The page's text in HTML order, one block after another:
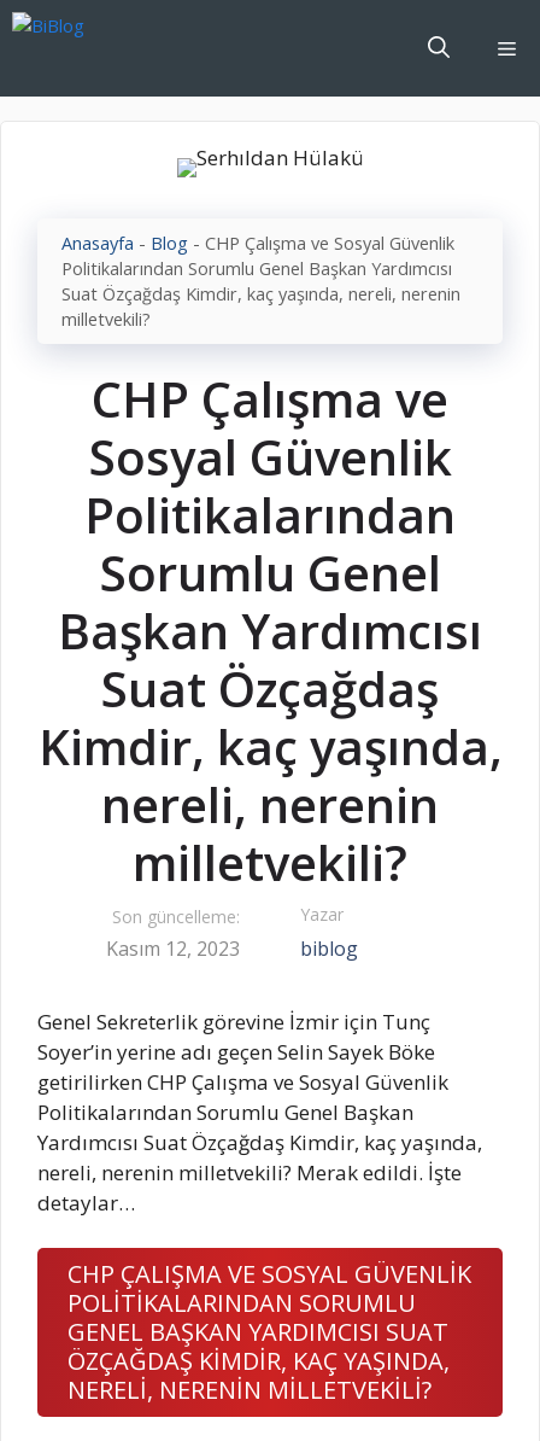
İçeriğe
Anasayfa - Blog - CHP Çalışma ve Sosyal Güvenlik
Politikalarından Sorumlu Genel Başkan Yardımcısı
Suat Özçağdaş Kimdir, kaç yaşında, nereli, nerenin
milletvekili?
CHP Çalışma ve
Sosyal Güvenlik
Politikalarından
Sorumlu Genel
Başkan Yardımcısı
Suat Özçağdaş
Kimdir, kaç yaşında,
nereli, nerenin
milletvekili?
Son güncelleme:
Kasım 12, 2023
Yazar
biblog
Genel Sekreterlik görevine İzmir için Tunç
Soyer’in yerine adı geçen Selin Sayek Böke
getirilirken CHP Çalışma ve Sosyal Güvenlik
Politikalarından Sorumlu Genel Başkan
Yardımcısı Suat Özçağdaş Kimdir, kaç yaşında,
nereli, nerenin milletvekili? Merak edildi. İşte
detaylar…
CHP ÇALIŞMA VE SOSYAL GÜVENLİK
POLİTİKALARINDAN SORUMLU
GENEL BAŞKAN YARDIMCISI SUAT
ÖZÇAĞDAŞ KİMDİR, KAÇ YAŞINDA,
NERELİ, NERENİN MİLLETVEKİLİ?